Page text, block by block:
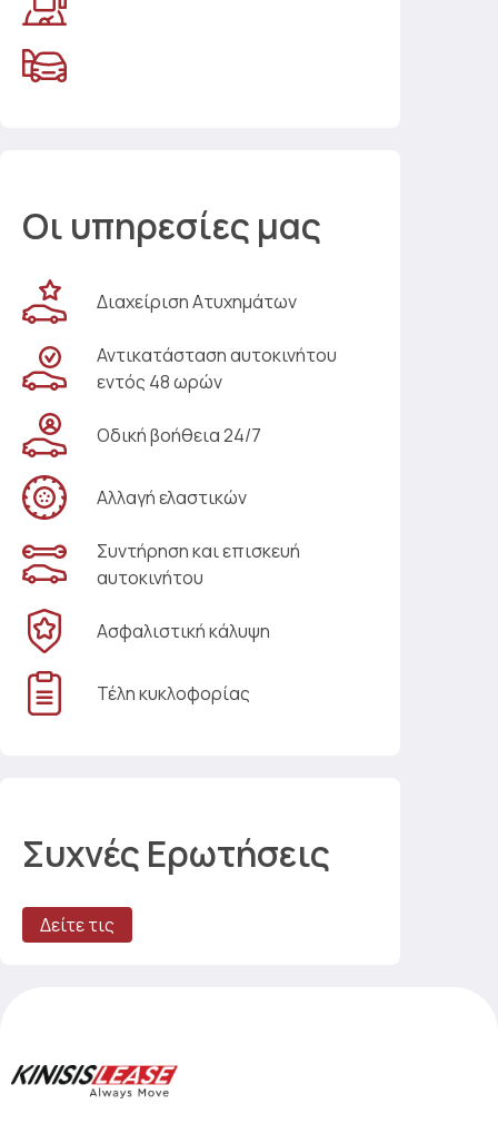
Οι υπηρεσίες μας
Διαχείριση Ατυχημάτων
Αντικατάσταση αυτοκινήτου
εντός 48 ωρών
Οδική βοήθεια 24/7
Αλλαγή ελαστικών
Συντήρηση και επισκευή
αυτοκινήτου
Ασφαλιστική κάλυψη
Τέλη κυκλοφορίας
Συχνές Ερωτήσεις
Δείτε τις